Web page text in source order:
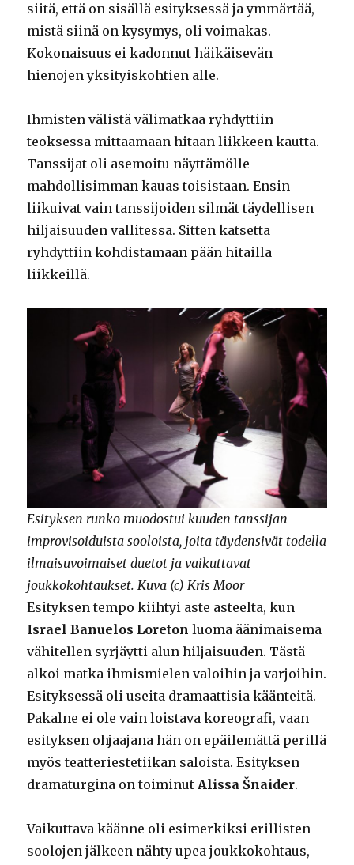
siitä, että on sisällä esityksessä ja ymmärtää,
mistä siinä on kysymys, oli voimakas.
Kokonaisuus ei kadonnut häikäisevän
hienojen yksityiskohtien alle.
Ihmisten välistä välimatkaa ryhdyttiin
teoksessa mittaamaan hitaan liikkeen kautta.
Tanssijat oli asemoitu näyttämölle
mahdollisimman kauas toisistaan. Ensin
liikuivat vain tanssijoiden silmät täydellisen
hiljaisuuden vallitessa. Sitten katsetta
ryhdyttiin kohdistamaan pään hitailla
liikkeillä.
Esityksen runko muodostui kuuden tanssijan
improvisoiduista sooloista, joita täydensivät todella
ilmaisuvoimaiset duetot ja vaikuttavat
joukkokohtaukset. Kuva (c) Kris Moor
Esityksen tempo kiihtyi aste asteelta, kun
Israel Bañuelos Loreton luoma äänimaisema
vähitellen syrjäytti alun hiljaisuuden. Tästä
alkoi matka ihmismielen valoihin ja varjoihin.
Esityksessä oli useita dramaattisia käänteitä.
Pakalne ei ole vain loistava koreografi, vaan
esityksen ohjaajana hän on epäilemättä perillä
myös teatteriestetiikan saloista. Esityksen
dramaturgina on toiminut Alissa Šnaider.
Vaikuttava käänne oli esimerkiksi erillisten
soolojen jälkeen nähty upea joukkokohtaus,